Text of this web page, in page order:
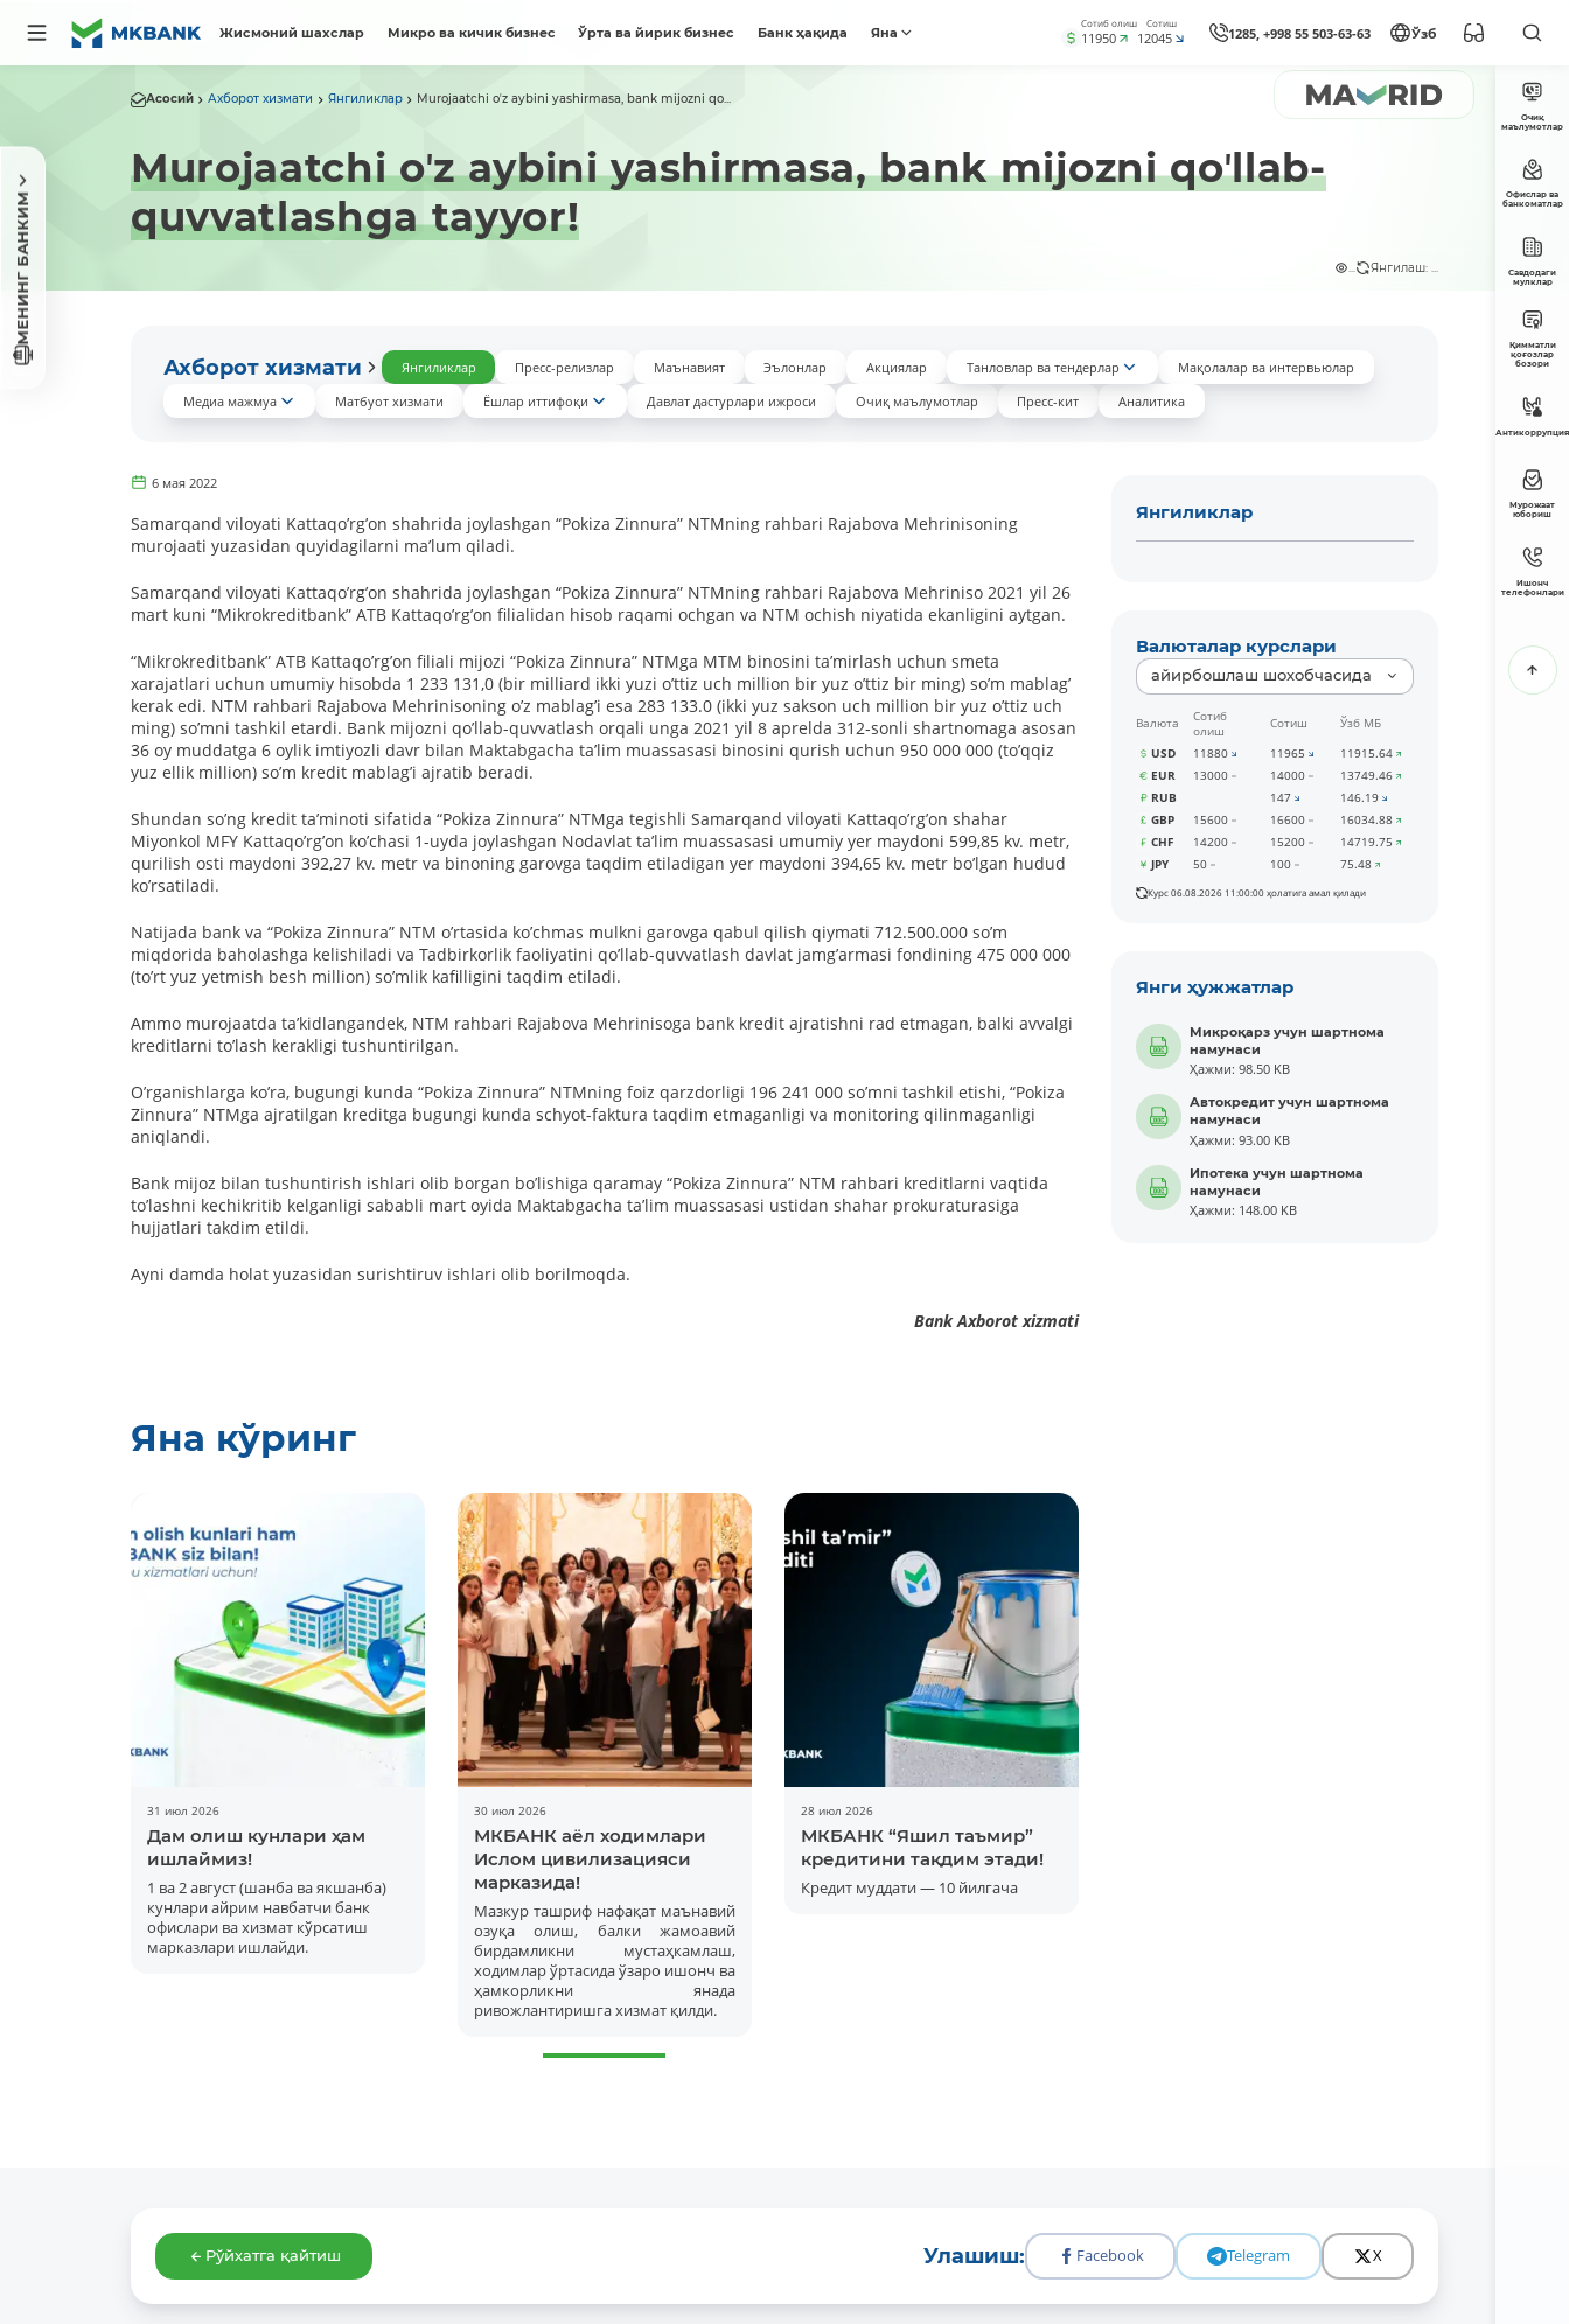
Жисмоний шахслар Микро ва кичик бизнес Ўрта ва йирик бизнес Банк ҳақида Яна
Сотиб олиш
11950
Сотиш
12045 1285, +998 55 503-63-63 Ўзб
МЕНИНГ БАНКИМ
Асосий Ахборот хизмати Янгиликлар Murojaatchi oʼz aybini yashirmasa, bank mijozni qo...
Murojaatchi oʼz aybini yashirmasa, bank mijozni qoʼllab-
quvvatlashga tayyor!
Янгилаш: ...
Ахборот хизмати Янгиликлар Пресс-релизлар Маънавият Эълонлар Акциялар Танловлар ва тендерлар
Мақолалар ва интервьюлар
Медиа мажмуа
Матбуот хизмати Ёшлар иттифоқи Давлат дастурлари ижроси Очиқ маълумотлар Пресс-кит Аналитика
6 мая 2022
Samarqand viloyati Kattaqoʼrgʼon shahrida joylashgan “Pokiza Zinnura” NTMning rahbari Rajabova Mehrinisoning
murojaati yuzasidan quyidagilarni maʼlum qiladi.
Samarqand viloyati Kattaqoʼrgʼon shahrida joylashgan “Pokiza Zinnura” NTMning rahbari Rajabova Mehriniso 2021 yil 26
mart kuni “Mikrokreditbank” АTB Kattaqoʼrgʼon filialidan hisob raqami ochgan va NTM ochish niyatida ekanligini aytgan.
“Mikrokreditbank” АTB Kattaqoʼrgʼon filiali mijozi “Pokiza Zinnura” NTMga MTM binosini taʼmirlash uchun smeta
xarajatlari uchun umumiy hisobda 1 233 131,0 (bir milliard ikki yuzi oʼttiz uch million bir yuz oʼttiz bir ming) soʼm mablagʼ
kerak edi. NTM rahbari Rajabova Mehrinisoning oʼz mablagʼi esa 283 133.0 (ikki yuz sakson uch million bir yuz oʼttiz uch
ming) soʼmni tashkil etardi. Bank mijozni qoʼllab-quvvatlash orqali unga 2021 yil 8 aprelda 312-sonli shartnomaga asosan
36 oy muddatga 6 oylik imtiyozli davr bilan Maktabgacha taʼlim muassasasi binosini qurish uchun 950 000 000 (toʼqqiz
yuz ellik million) soʼm kredit mablagʼi ajratib beradi.
Shundan soʼng kredit taʼminoti sifatida “Pokiza Zinnura” NTMga tegishli Samarqand viloyati Kattaqoʼrgʼon shahar
Miyonkol MFY Kattaqoʼrgʼon koʼchasi 1-uyda joylashgan Nodavlat taʼlim muassasasi umumiy yer maydoni 599,85 kv. metr,
qurilish osti maydoni 392,27 kv. metr va binoning garovga taqdim etiladigan yer maydoni 394,65 kv. metr boʼlgan hudud
koʼrsatiladi.
Natijada bank va “Pokiza Zinnura” NTM oʼrtasida koʼchmas mulkni garovga qabul qilish qiymati 712.500.000 soʼm
miqdorida baholashga kelishiladi va Tadbirkorlik faoliyatini qoʼllab-quvvatlash davlat jamgʼarmasi fondining 475 000 000
(toʼrt yuz yetmish besh million) soʼmlik kafilligini taqdim etiladi.
Аmmo murojaatda taʼkidlangandek, NTM rahbari Rajabova Mehrinisoga bank kredit ajratishni rad etmagan, balki avvalgi
kreditlarni toʼlash kerakligi tushuntirilgan.
Oʼrganishlarga koʼra, bugungi kunda “Pokiza Zinnura” NTMning foiz qarzdorligi 196 241 000 soʼmni tashkil etishi, “Pokiza
Zinnura” NTMga ajratilgan kreditga bugungi kunda schyot-faktura taqdim etmaganligi va monitoring qilinmaganligi
aniqlandi.
Bank mijoz bilan tushuntirish ishlari olib borgan boʼlishiga qaramay “Pokiza Zinnura” NTM rahbari kreditlarni vaqtida
toʼlashni kechikritib kelganligi sababli mart oyida Maktabgacha taʼlim muassasasi ustidan shahar prokuraturasiga
hujjatlari takdim etildi.
Аyni damda holat yuzasidan surishtiruv ishlari olib borilmoqda.
Bank Аxborot xizmati
Яна кўринг
31 июл 2026
Дам олиш кунлари ҳам
ишлаймиз!
1 ва 2 август (шанба ва якшанба)
кунлари айрим навбатчи банк
офислари ва хизмат кўрсатиш
марказлари ишлайди.
30 июл 2026
МКБАНК аёл ходимлари
Ислом цивилизацияси
марказида!
Мазкур ташриф нафақат маънавий
озуқа олиш, балки жамоавий
бирдамликни мустаҳкамлаш,
ходимлар ўртасида ўзаро ишонч ва
ҳамкорликни янада
ривожлантиришга хизмат қилди.
28 июл 2026
МКБАНК “Яшил таъмир”
кредитини тақдим этади!
Кредит муддати — 10 йилгача
Янгиликлар
Валюталар курслари
айирбошлаш шохобчасида
Валюта
Сотиб
олиш
Сотиш
Ўзб МБ
USD
11880 11965
11915.64
EUR
13000 14000
13749.46
RUB
147
146.19
GBP
15600 16600
16034.88
CHF
14200 15200
14719.75
JPY
50 100 75.48
Курс 06.08.2026 11:00:00 ҳолатига амал қилади
Янги ҳужжатлар
Микроқарз учун шартнома
намунаси
Ҳажми: 98.50 KB
Автокредит учун шартнома
намунаси
Ҳажми: 93.00 KB
Ипотека учун шартнома
намунаси
Ҳажми: 148.00 KB
Рўйхатга қайтиш Улашиш: Facebook Telegram X
Очиқ
маълумотлар
Офислар ва
банкоматлар
Савдодаги
мулклар
Қимматли
қоғозлар
бозори
Антикоррупция
Мурожаат
юбориш
Ишонч
телефонлари